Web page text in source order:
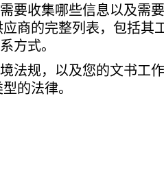
要收集哪些信息以及需
商的完整列表，包括其
方式。
法规，以及您的文书工
的法律。